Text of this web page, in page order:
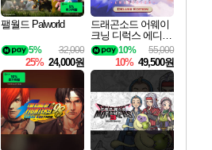
팰월드 Palworld
32,000
5%
25% 24,000원
드래곤소드 어웨이
크닝 디럭스 에디션
DragonSword Awake
ning Deluxe Edition
55,000
10%
10% 49,500원